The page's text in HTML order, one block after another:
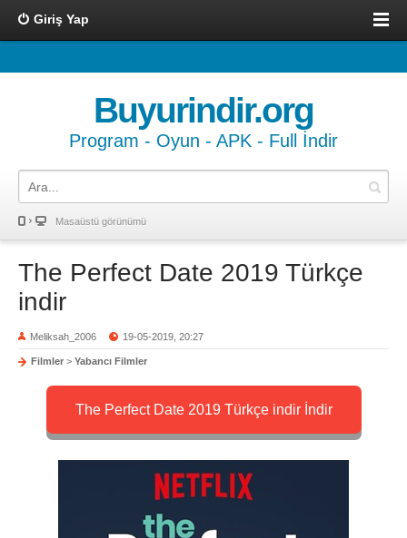
Giriş Yap
Buyurindir.org
Program - Oyun - APK - Full İndir
Masaüstü görünümü
The Perfect Date 2019 Türkçe
indir
Meliksah_2006 19-05-2019, 20:27
Filmler > Yabancı Filmler
The Perfect Date 2019 Türkçe indir İndir